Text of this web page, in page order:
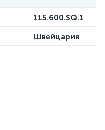
115.600.SQ.1
Швейцария